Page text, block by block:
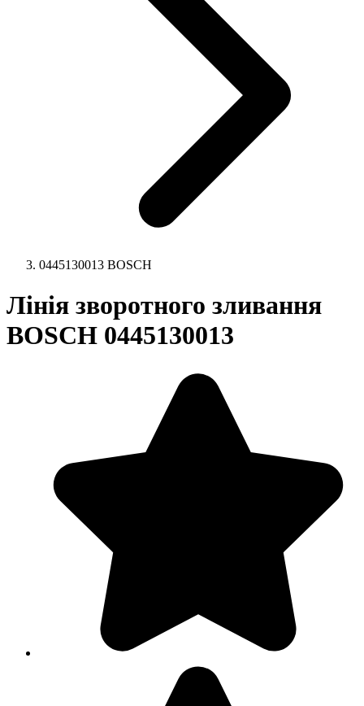
0445130013 BOSCH
Лінія зворотного зливання
BOSCH 0445130013